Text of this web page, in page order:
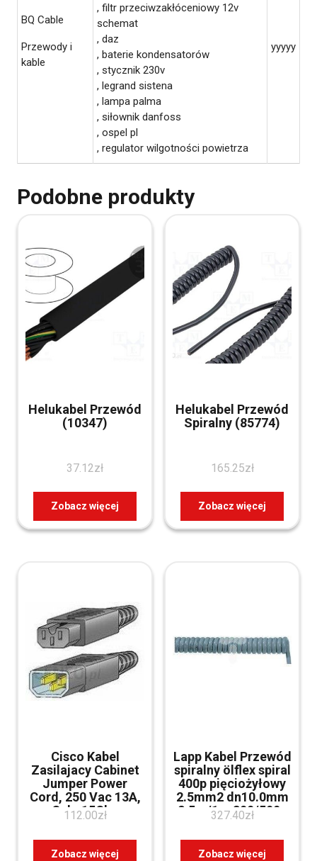
BQ Cable
Przewody i
kable
, filtr przeciwzakłóceniowy 12v
schemat
, daz
, baterie kondensatorów
, stycznik 230v
, legrand sistena
, lampa palma
, siłownik danfoss
, ospel pl
, regulator wilgotności powietrza
yyyyy
Podobne produkty
Helukabel Przewód
(10347)
37.12zł
Zobacz więcej
Helukabel Przewód
Spiralny (85774)
165.25zł
Zobacz więcej
Cisco Kabel
Zasilajacy Cabinet
Jumper Power
Cord, 250 Vac 13A,
Cabc15Cbn
112.00zł
Zobacz więcej
Lapp Kabel Przewód
spiralny ölflex spiral
400p pięciożyłowy
2.5mm2 dn10.0mm
2.5m/1m 300/500v
pvc 70002722
327.40zł
Zobacz więcej